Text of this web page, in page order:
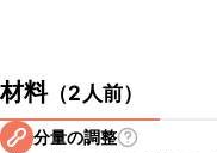
材料（2人前）
分量の調整